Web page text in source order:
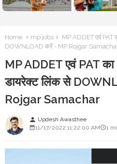
Home mp jobs
MP ADDET एवं PAT
DOWNLOAD करें - MP Rojgar
MP ADDET एवं PAT
डायरेक्ट लिंक से
Rojgar Samachar
person Updesh Awasthee
11/17/2022 11:22:00 AM
1